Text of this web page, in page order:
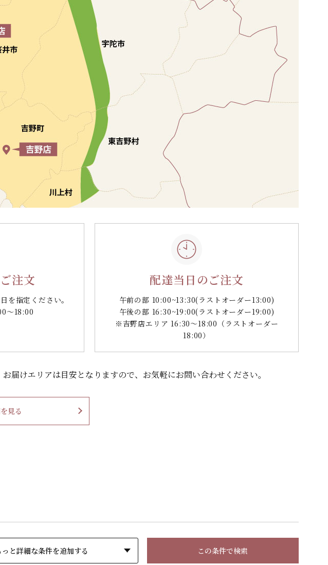
注文
を指定ください。
～18:00
配達当日のご注文
午前の部 10:00~13:30(ラストオーダー13:00)
午後の部 16:30~19:00(ラストオーダー19:00)
※吉野店エリア 16:30～18:00（ラストオーダー
18:00）
お届けエリアは目安となりますので、 お気軽にお問い合わせください。
見る
っと詳細な条件を追加する この条件で検索